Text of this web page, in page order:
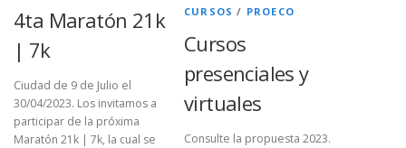
4ta Maratón 21k
| 7k
Ciudad de 9 de Julio el
30/04/2023. Los invitamos a
participar de la próxima
Maratón 21k | 7k, la cual se
CURSOS / PROECO
Cursos
presenciales y
virtuales
Consulte la propuesta 2023.